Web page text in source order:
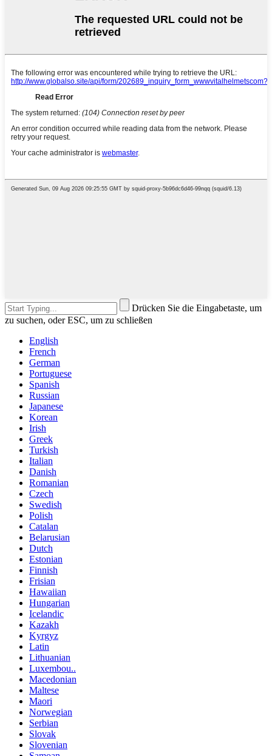
Drücken Sie die Eingabetaste, um
zu suchen, oder ESC, um zu schließen
English
French
German
Portuguese
Spanish
Russian
Japanese
Korean
Irish
Greek
Turkish
Italian
Danish
Romanian
Czech
Swedish
Polish
Catalan
Belarusian
Dutch
Estonian
Finnish
Frisian
Hawaiian
Hungarian
Icelandic
Kazakh
Kyrgyz
Latin
Lithuanian
Luxembou..
Macedonian
Maltese
Maori
Norwegian
Serbian
Slovak
Slovenian